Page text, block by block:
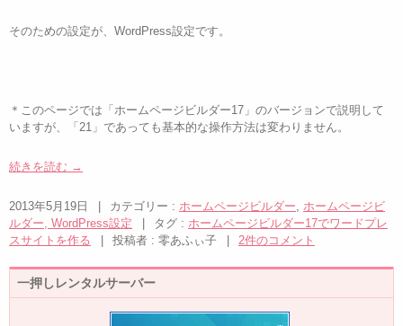
そのための設定が、WordPress設定です。
＊このページでは「ホームページビルダー17」のバージョンで説明して
いますが、「21」であっても基本的な操作方法は変わりません。
続きを読む →
2013年5月19日 カテゴリー : ホームページビルダー, ホームページビ
ルダー, WordPress設定
タグ : ホームページビルダー17でワードプレ
スサイトを作る
投稿者 : 零あふぃ子 2件のコメント
一押しレンタルサーバー